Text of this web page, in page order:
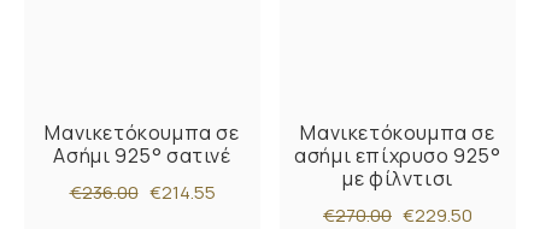
Μανικετόκουμπα σε
Ασήμι 925° σατινέ
€236.00 €214.55
Μανικετόκουμπα σε
ασήμι επίχρυσο 925°
με φίλντισι
€270.00 €229.50